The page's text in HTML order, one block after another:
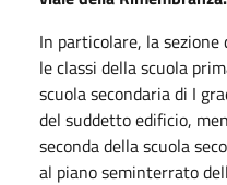
In particolare, la
le classi della scuola
scuola secondaria di I
del suddetto edificio,
seconda della scuola
al piano seminterrato